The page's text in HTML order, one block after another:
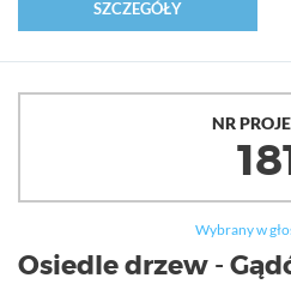
SZCZEGÓŁY
NR
Wybrany w
Osiedle drzew -